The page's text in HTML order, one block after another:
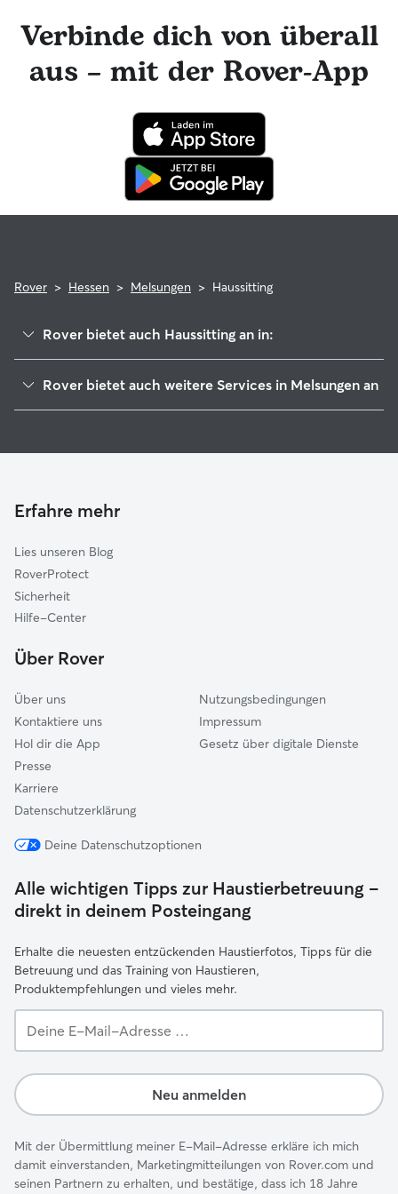
engagierte Rover-Team ist für dich da und dein Haussitter
hat die Möglichkeit, professionelle tierärztliche Beratung in
Anspruch zu nehmen. Im seltenen Fall eines Problems
während der Buchung kannst du beruhigt sein, denn dein
für tierärztliche Behandlungen erstattet.
Verbinde dich von überall
aus – mit der Rover-App
Rover > Hessen > Melsungen > Haussitting
Rover bietet auch Haussitting an in:
Felsberg
Gudensberg
Hessisch Lichtenau
Homberg (Schwalm-Eder-Kreis)
Edermünde
Lohfelden
Rover bietet auch weitere Services in Melsungen an
Erfahre mehr
Lies unseren Blog
RoverProtect
Sicherheit
Hilfe-Center
Über Rover
Über uns
Kontaktiere uns
Hol dir die App
Presse
Karriere
Datenschutzerklärung
Nutzungsbedingungen
Impressum
Gesetz über digitale Dienste
Deine Datenschutzoptionen
Alle wichtigen Tipps zur Haustierbetreuung –
direkt in deinem Posteingang
Erhalte die neuesten entzückenden Haustierfotos, Tipps für die
Betreuung und das Training von Haustieren,
Produktempfehlungen und vieles mehr.
E-
Adresse …
Neu anmelden
Mit der Übermittlung meiner E-Mail-Adresse erkläre ich mich
damit einverstanden, Marketingmitteilungen von Rover.com und
seinen Partnern zu erhalten, und bestätige, dass ich 18 Jahre